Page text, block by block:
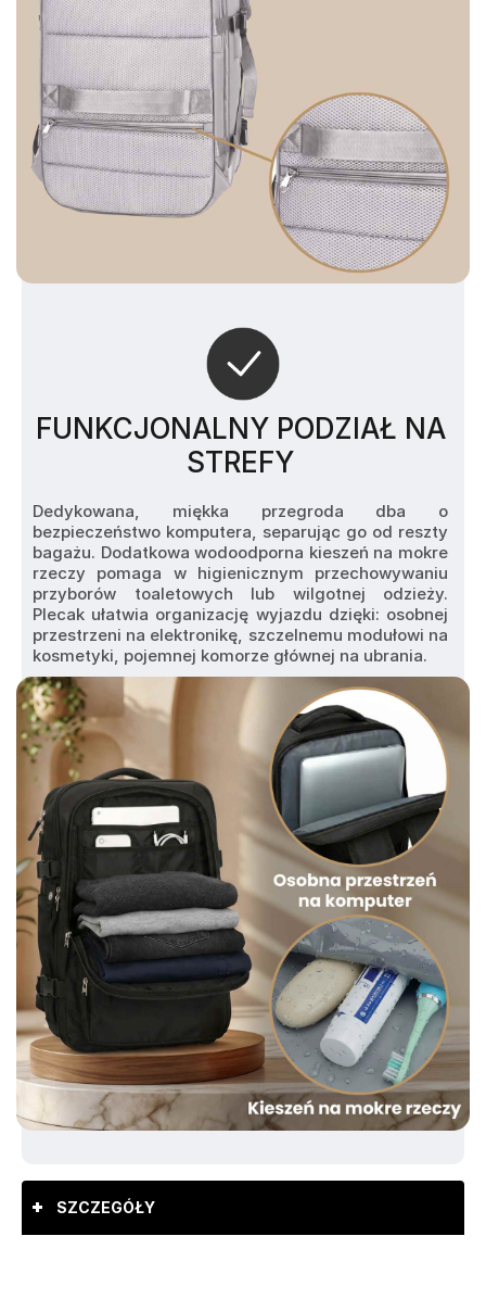
FUNKCJONALNY PODZIAŁ NA
STREFY
Dedykowana, miękka przegroda dba o
bezpieczeństwo komputera, separując go od reszty
bagażu. Dodatkowa wodoodporna kieszeń na mokre
rzeczy pomaga w higienicznym przechowywaniu
przyborów toaletowych lub wilgotnej odzieży.
Plecak ułatwia organizację wyjazdu dzięki: osobnej
przestrzeni na elektronikę, szczelnemu modułowi na
kosmetyki, pojemnej komorze głównej na ubrania.
SZCZEGÓŁY